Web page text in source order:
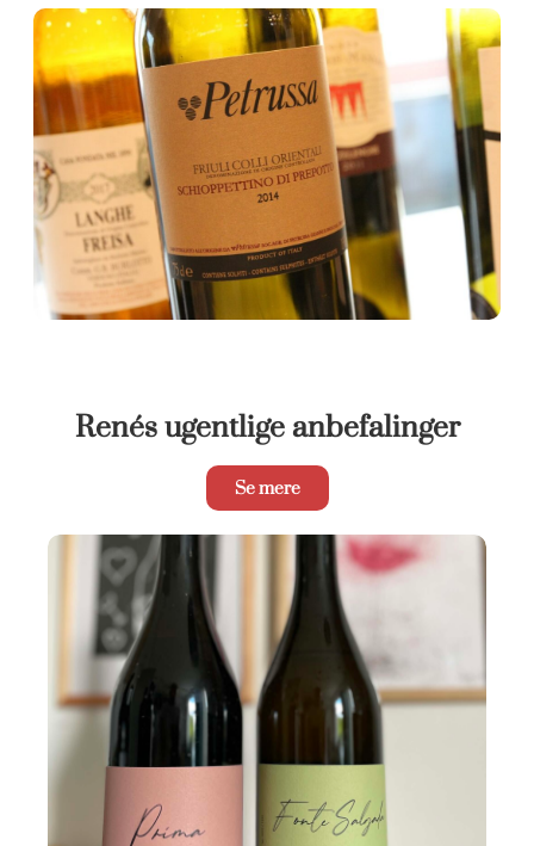
Renés ugentlige anbefalinger
Se mere